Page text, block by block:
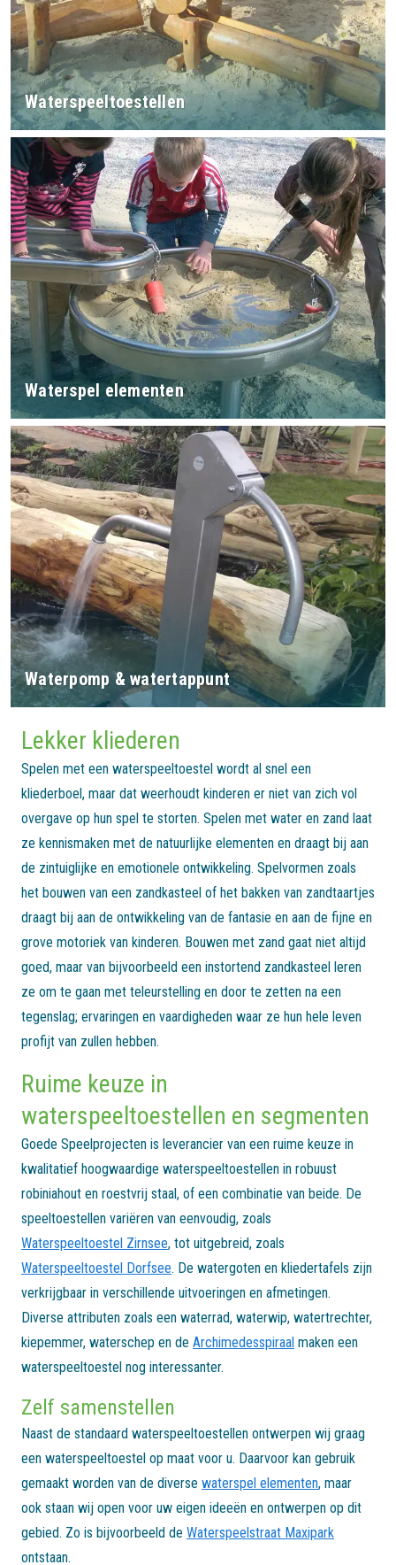
Waterspeeltoestellen
Waterspel elementen
Waterpomp & watertappunt
Lekker kliederen
Spelen met een waterspeeltoestel wordt al snel een
kliederboel, maar dat weerhoudt kinderen er niet van zich vol
overgave op hun spel te storten. Spelen met water en zand laat
ze kennismaken met de natuurlijke elementen en draagt bij aan
de zintuiglijke en emotionele ontwikkeling. Spelvormen zoals
het bouwen van een zandkasteel of het bakken van zandtaartjes
draagt bij aan de ontwikkeling van de fantasie en aan de fijne en
grove motoriek van kinderen. Bouwen met zand gaat niet altijd
goed, maar van bijvoorbeeld een instortend zandkasteel leren
ze om te gaan met teleurstelling en door te zetten na een
tegenslag; ervaringen en vaardigheden waar ze hun hele leven
profijt van zullen hebben.
Ruime keuze in
waterspeeltoestellen en segmenten
Goede Speelprojecten is leverancier van een ruime keuze in
kwalitatief hoogwaardige waterspeeltoestellen in robuust
robiniahout en roestvrij staal, of een combinatie van beide. De
speeltoestellen variëren van eenvoudig, zoals
Waterspeeltoestel Zirnsee, tot uitgebreid, zoals
Waterspeeltoestel Dorfsee. De watergoten en kliedertafels zijn
verkrijgbaar in verschillende uitvoeringen en afmetingen.
Diverse attributen zoals een waterrad, waterwip, watertrechter,
kiepemmer, waterschep en de Archimedesspiraal maken een
waterspeeltoestel nog interessanter.
Zelf samenstellen
Naast de standaard waterspeeltoestellen ontwerpen wij graag
een waterspeeltoestel op maat voor u. Daarvoor kan gebruik
gemaakt worden van de diverse waterspel elementen, maar
ook staan wij open voor uw eigen ideeën en ontwerpen op dit
gebied. Zo is bijvoorbeeld de Waterspeelstraat Maxipark
ontstaan.